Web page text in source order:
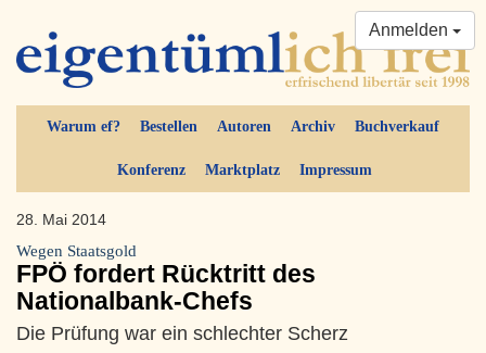
Warum ef? Bestellen Autoren Archiv Buchverkauf
Konferenz Marktplatz Impressum
Anmelden
28. Mai 2014
Wegen Staatsgold
FPÖ fordert Rücktritt des
Nationalbank-Chefs
Die Prüfung war ein schlechter Scherz